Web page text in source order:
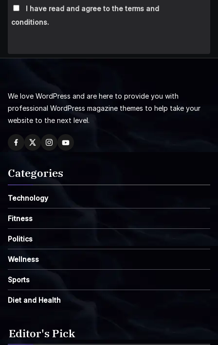
I have read and agree to the terms and
conditions.
We love WordPress and are here to provide you with
professional WordPress magazine themes to help take your
website to the next level.
Categories
Technology
Fitness
Politics
Wellness
Sports
Diet and Health
Editor's Pick